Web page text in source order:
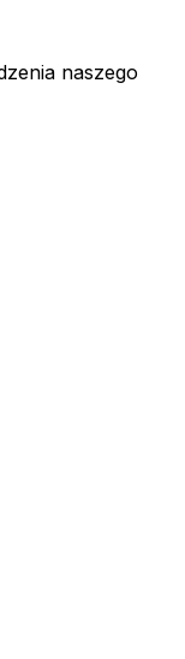
naszego